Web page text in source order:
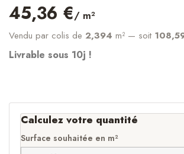
45,36 €/ m²
Vendu par colis de 2,394 m² — soit
Livrable sous 10j !
Calculez votre quantité
Surface souhaitée en m²